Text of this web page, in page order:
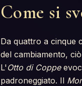
Come si
Da quattro a cinque
del cambiamento,
L'Otto di Coppe
padroneggiato. Il